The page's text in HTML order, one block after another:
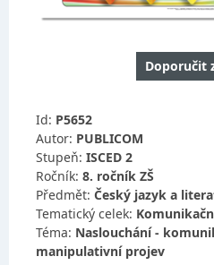
Doporučit
Id: P5652
Autor: PUBLICOM
Stupeň: ISCED 2
Ročník: 8. ročník ZŠ
Předmět: Český jazyk a
Tematický celek:
Téma: Naslouchání -
manipulativní projev